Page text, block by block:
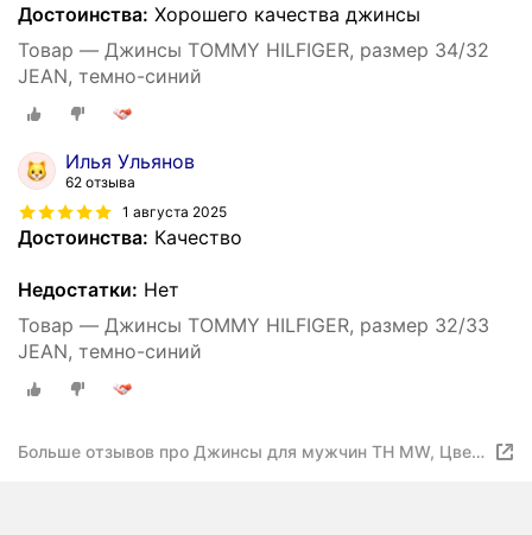
Достоинства: Хорошего качества джинсы
Товар — Джинсы TOMMY HILFIGER, размер 34/32
JEAN, темно-синий
Илья Ульянов
62 отзыва
1 августа 2025
Достоинства: Качество
Недостатки: Нет
Товар — Джинсы TOMMY HILFIGER, размер 32/33
JEAN, темно-синий
Больше отзывов про Джинсы для мужчин TH MW, Цвет: